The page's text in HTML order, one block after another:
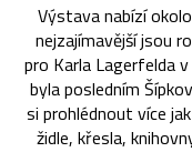
Výstava nabízí
nejzajímavější jsou
pro Karla Lagerfelda
byla posledním
si prohlédnout více
židle, křesla,